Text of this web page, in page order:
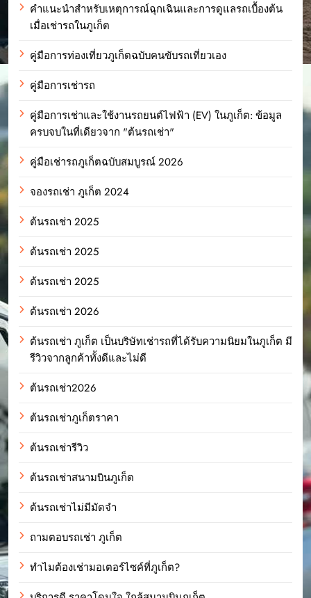
คำแนะนำสำหรับเหตุการณ์ฉุกเฉินและการดูแลรถเบื้องต้น
เมื่อเช่ารถในภูเก็ต
คู่มือการท่องเที่ยวภูเก็ตฉบับคนขับรถเที่ยวเอง
คู่มือการเช่ารถ
คู่มือการเช่าและใช้งานรถยนต์ไฟฟ้า (EV) ในภูเก็ต: ข้อมูล
ครบจบในที่เดียวจาก "ต้นรถเช่า"
คู่มือเช่ารถภูเก็ตฉบับสมบูรณ์ 2026
จองรถเช่า ภูเก็ต 2024
ต้นรถเช่า 2025
ต้นรถเช่า 2025
ต้นรถเช่า 2025
ต้นรถเช่า 2026
ต้นรถเช่า ภูเก็ต เป็นบริษัทเช่ารถที่ได้รับความนิยมในภูเก็ต มี
รีวิวจากลูกค้าทั้งดีและไม่ดี
ต้นรถเช่า2026
ต้นรถเช่าภูเก็ตราคา
ต้นรถเช่ารีวิว
ต้นรถเช่าสนามบินภูเก็ต
ต้นรถเช่าไม่มีมัดจำ
ถามตอบรถเช่า ภูเก็ต
ทำไมต้องเช่ามอเตอร์ไซค์ที่ภูเก็ต?